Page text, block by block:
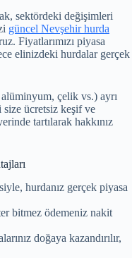
sektördeki değişimleri
güncel Nevşehir hurda
Fiyatlarımızı piyasa
elinizdeki hurdalar gerçek
çelik vs.) ayrı
size ücretsiz keşif ve
tartılarak hakkınız
hurdanız gerçek piyasa
bitmez ödemeniz nakit
doğaya kazandırılır,